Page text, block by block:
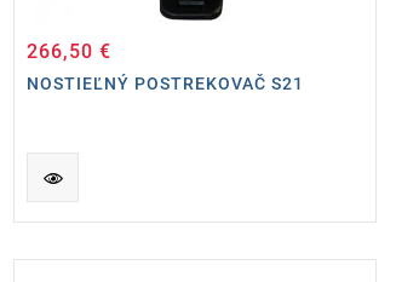
266,50 €
NOSTIEĽNÝ POSTREKOVAČ S21